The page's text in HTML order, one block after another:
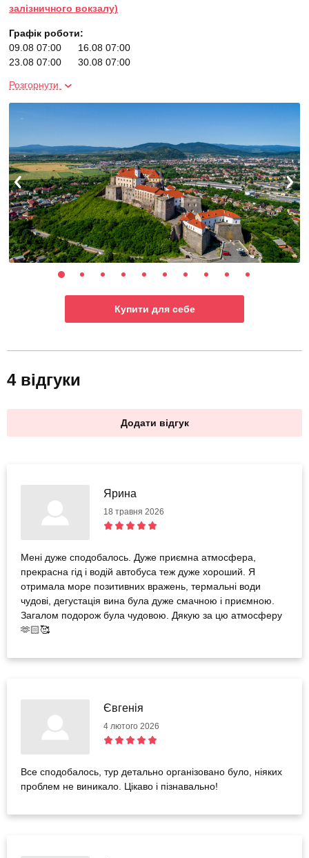
залізничного вокзалу)
Графік роботи:
09.08 07:00
16.08 07:00
23.08 07:00
30.08 07:00
04.10 07:00
Розгорнути
Купити для себе
4 відгуки
Додати відгук
Ярина
18 травня 2026
Мені дуже сподобалось. Дуже приємна атмосфера,
прекрасна гід і водій автобуса теж дуже хороший. Я
отримала море позитивних вражень, термальні води
чудові, дегустація вина була дуже смачною і приємною.
Загалом подорож була чудовою. Дякую за цю атмосферу
🫶🏻🥰
Євгенія
4 лютого 2026
Все сподобалось, тур детально організовано було, ніяких
проблем не виникало. Цікаво і пізнавально!